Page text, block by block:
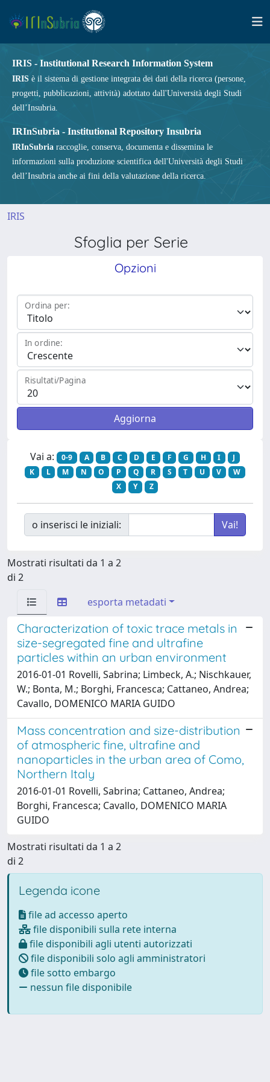
IRIS - Institutional Research Information System
IRIS è il sistema di gestione integrata dei dati della ricerca (persone,
progetti, pubblicazioni, attività) adottato dall'Università degli Studi
dell’Insubria.
IRInSubria - Institutional Repository Insubria
IRInSubria raccoglie, conserva, documenta e dissemina le
informazioni sulla produzione scientifica dell'Università degli Studi
dell’Insubria anche ai fini della valutazione della ricerca.
IRIS
Sfoglia per Serie
Opzioni
Ordina per:
In ordine:
Risultati/Pagina
Vai a: 0-9 A B C D E F G H I
J
K
L M N O P Q R S T U V
W
X
Y Z
o inserisci le iniziali:
Mostrati risultati da 1 a 2
di 2
esporta metadati
Characterization of toxic trace metals in
size-segregated fine and ultrafine
particles within an urban environment
2016-01-01 Rovelli, Sabrina; Limbeck, A.; Nischkauer,
W.; Bonta, M.; Borghi, Francesca; Cattaneo, Andrea;
Cavallo, DOMENICO MARIA GUIDO
Mass concentration and size-distribution
of atmospheric fine, ultrafine and
nanoparticles in the urban area of Como,
Northern Italy
2016-01-01 Rovelli, Sabrina; Cattaneo, Andrea;
Borghi, Francesca; Cavallo, DOMENICO MARIA
GUIDO
Mostrati risultati da 1 a 2
di 2
Legenda icone
file ad accesso aperto
file disponibili sulla rete interna
file disponibili agli utenti autorizzati
file disponibili solo agli amministratori
file sotto embargo
nessun file disponibile